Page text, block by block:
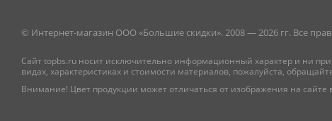
© Интернет-магазин ООО «Большие скидки». 2008 — 2026 гг. Все
Сайт topbs.ru носит исключительно информационный характер и ни
видах, характеристиках и стоимости материалов, пожалуйста,
Внимание! Цвет продукции может отличаться от изображения на